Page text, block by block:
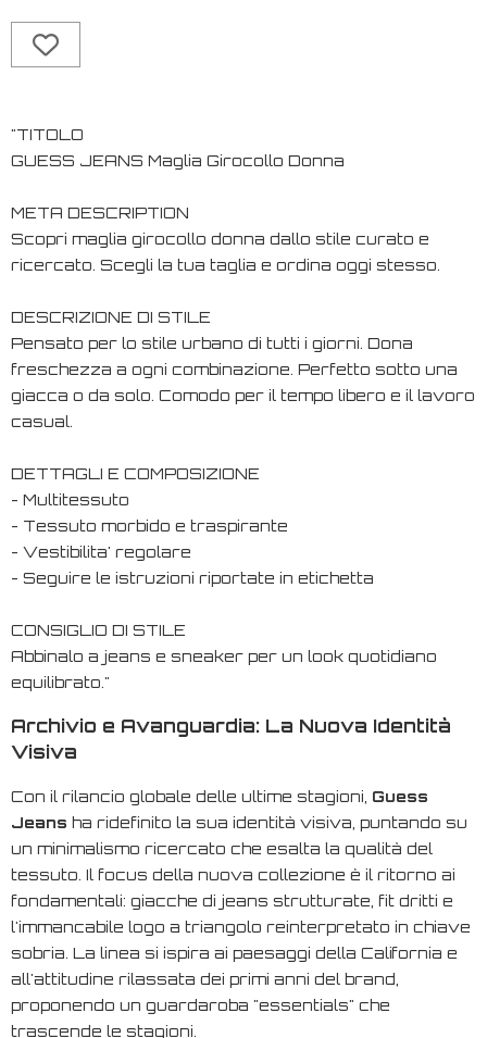
"TITOLO
GUESS JEANS Maglia Girocollo Donna
META DESCRIPTION
Scopri maglia girocollo donna dallo stile curato e
ricercato. Scegli la tua taglia e ordina oggi stesso.
DESCRIZIONE DI STILE
Pensato per lo stile urbano di tutti i giorni. Dona
freschezza a ogni combinazione. Perfetto sotto una
giacca o da solo. Comodo per il tempo libero e il lavoro
casual.
DETTAGLI E COMPOSIZIONE
- Multitessuto
- Tessuto morbido e traspirante
- Vestibilita' regolare
- Seguire le istruzioni riportate in etichetta
CONSIGLIO DI STILE
Abbinalo a jeans e sneaker per un look quotidiano
equilibrato."
Archivio e Avanguardia: La Nuova Identità
Visiva
Con il rilancio globale delle ultime stagioni, Guess
Jeans ha ridefinito la sua identità visiva, puntando su
un minimalismo ricercato che esalta la qualità del
tessuto. Il focus della nuova collezione è il ritorno ai
fondamentali: giacche di jeans strutturate, fit dritti e
l'immancabile logo a triangolo reinterpretato in chiave
sobria. La linea si ispira ai paesaggi della California e
all'attitudine rilassata dei primi anni del brand,
proponendo un guardaroba "essentials" che
trascende le stagioni.